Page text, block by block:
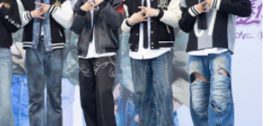
，不過因為會和粉絲分別4個月，他們集
粉絲聚集，尤其子翔和佳辰同一天入
都有許多粉絲守候，佳辰是鶯歌偶像代
辰入伍快塞爆鶯歌火車站。子翔則在板
大批粉絲前往送行，粉絲依現場安排守
的行動。子翔（右）和佳辰同一天入